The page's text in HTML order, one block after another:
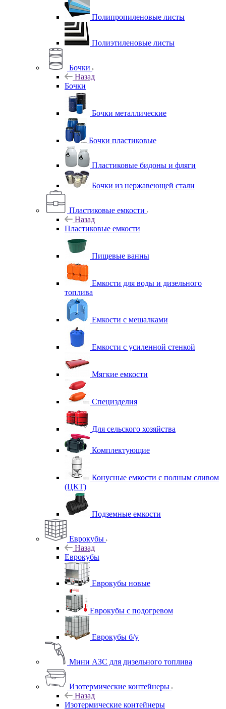
Полипропиленовые листы
Полиэтиленовые листы
Бочки
Назад
Бочки
Бочки металлические
Бочки пластиковые
Пластиковые бидоны и фляги
Бочки из нержавеющей стали
Пластиковые емкости
Назад
Пластиковые емкости
Пищевые ванны
Емкости для воды и дизельного
топлива
Емкости с мешалками
Емкости с усиленной стенкой
Мягкие емкости
Специзделия
Для сельского хозяйства
Комплектующие
Конусные емкости с полным сливом
(ЦКТ)
Подземные емкости
Еврокубы
Назад
Еврокубы
Еврокубы новые
Еврокубы с подогревом
Еврокубы б/у
Мини АЗС для дизельного топлива
Изотермические контейнеры
Назад
Изотермические контейнеры